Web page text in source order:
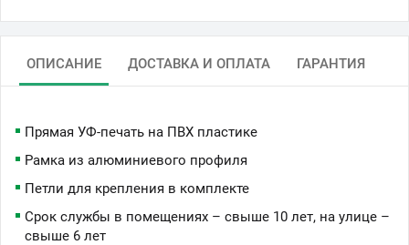
ОПИСАНИЕ ДОСТАВКА И ОПЛАТА ГАРАНТИЯ
Прямая УФ-печать на ПВХ пластике
Рамка из алюминиевого профиля
Петли для крепления в комплекте
Срок службы в помещениях – свыше 10 лет, на улице –
свыше 6 лет